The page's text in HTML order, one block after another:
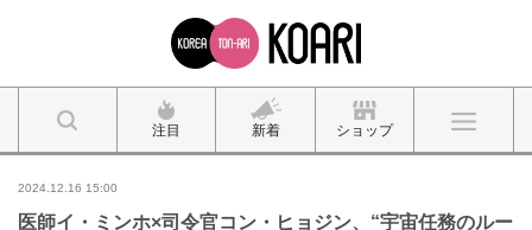
注目 新着 ショップ
2024.12.16 15:00
医師イ・ミンホ×司令官コン・ヒョジン、“宇宙任務のルー